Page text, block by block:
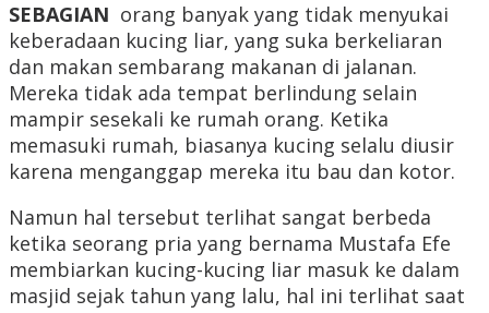
SEBAGIAN orang banyak yang tidak menyukai
keberadaan kucing liar, yang suka berkeliaran
dan makan sembarang makanan di jalanan.
Mereka tidak ada tempat berlindung selain
mampir sesekali ke rumah orang. Ketika
memasuki rumah, biasanya kucing selalu diusir
karena menganggap mereka itu bau dan kotor.
Namun hal tersebut terlihat sangat berbeda
ketika seorang pria yang bernama Mustafa Efe
membiarkan kucing-kucing liar masuk ke dalam
masjid sejak tahun yang lalu, hal ini terlihat saat